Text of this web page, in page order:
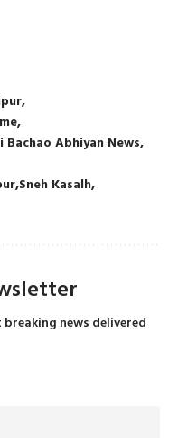
Bachao Abhiyan News
Sneh Kasalh
news delivered